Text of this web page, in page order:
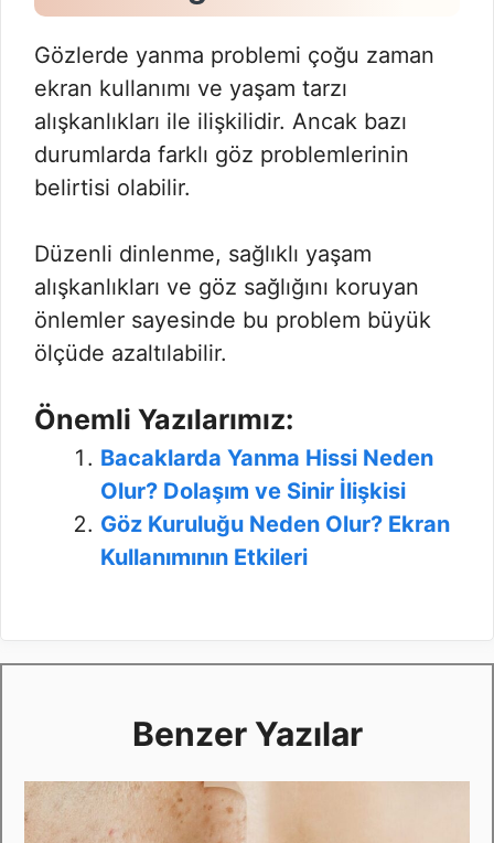
Gözlerde yanma problemi çoğu zaman
ekran kullanımı ve yaşam tarzı
alışkanlıkları ile ilişkilidir. Ancak bazı
durumlarda farklı göz problemlerinin
belirtisi olabilir.
Düzenli dinlenme, sağlıklı yaşam
alışkanlıkları ve göz sağlığını koruyan
önlemler sayesinde bu problem büyük
ölçüde azaltılabilir.
Önemli Yazılarımız:
Bacaklarda Yanma Hissi Neden
Olur? Dolaşım ve Sinir İlişkisi
Göz Kuruluğu Neden Olur? Ekran
Kullanımının Etkileri
Benzer Yazılar